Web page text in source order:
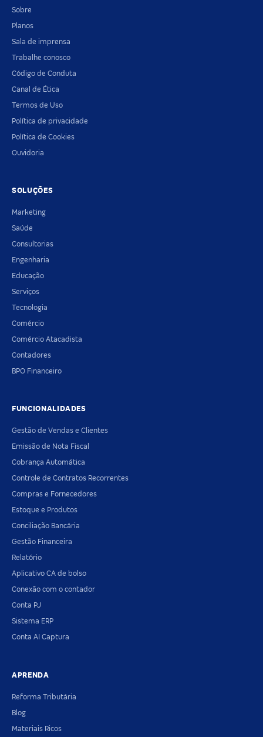
Sobre
Planos
Sala de imprensa
Trabalhe conosco
Código de Conduta
Canal de Ética
Termos de Uso
Política de privacidade
Política de Cookies
Ouvidoria
SOLUÇÕES
Marketing
Saúde
Consultorias
Engenharia
Educação
Serviços
Tecnologia
Comércio
Comércio Atacadista
Contadores
BPO Financeiro
FUNCIONALIDADES
Gestão de Vendas e Clientes
Emissão de Nota Fiscal
Cobrança Automática
Controle de Contratos Recorrentes
Compras e Fornecedores
Estoque e Produtos
Conciliação Bancária
Gestão Financeira
Relatório
Aplicativo CA de bolso
Conexão com o contador
Conta PJ
Sistema ERP
Conta AI Captura
APRENDA
Reforma Tributária
Blog
Materiais Ricos